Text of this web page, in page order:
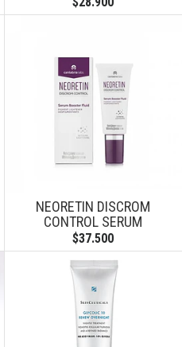
NEORETIN DISCROM
CONTROL SERUM
$37.500